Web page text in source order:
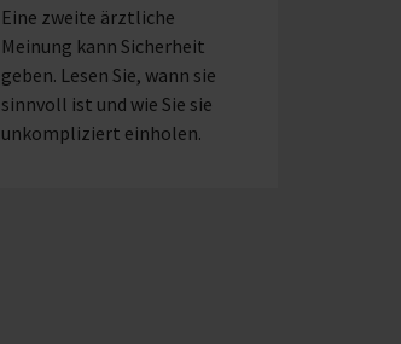
Eine zweite ärztliche
Meinung kann Sicherheit
geben. Lesen Sie, wann sie
sinnvoll ist und wie Sie sie
unkompliziert einholen.